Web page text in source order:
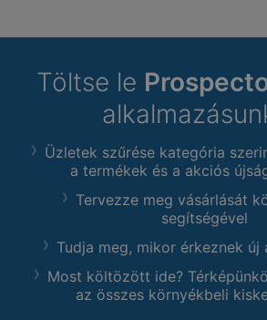
Töltse le
Üzletek szűrése kategória
a termékek és a akciós
Tervezze meg vásárlását
segítségével
Tudja meg, mikor érkeznek új
Most költözött ide?
az összes környékbeli